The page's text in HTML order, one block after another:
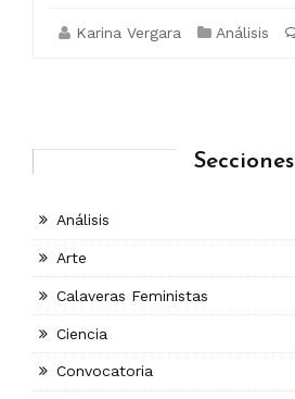
Karina Vergara Análisis
Secciones
Análisis
Arte
Calaveras Feministas
Ciencia
Convocatoria